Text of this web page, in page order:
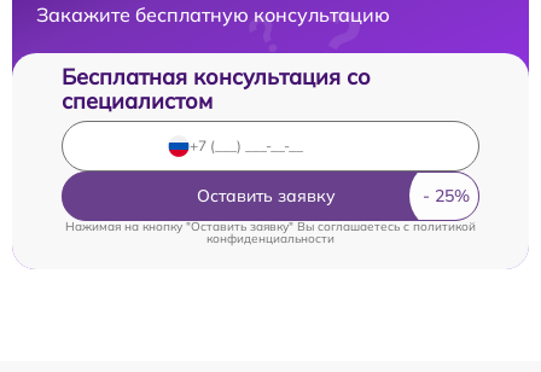
Закажите бесплатную консультацию
Бесплатная консультация со
специалистом
Оставить заявку
Нажимая на кнопку "Оставить заявку" Вы соглашаетесь cполитикой
конфиденциальности